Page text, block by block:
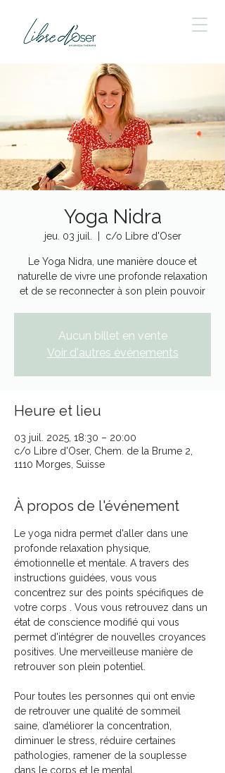
Yoga Nidra
jeu. 03 juil. c/o Libre d'Oser
Le Yoga Nidra, une manière douce et
naturelle de vivre une profonde relaxation
et de se reconnecter à son plein pouvoir
Aucun billet en vente
Voir d'autres événements
Heure et lieu
03 juil. 2025, 18:30 – 20:00
c/o Libre d'Oser, Chem. de la Brume 2,
1110 Morges, Suisse
À propos de l'événement
Le yoga nidra permet d'aller dans une
profonde relaxation physique,
émotionnelle et mentale. A travers des
instructions guidées, vous vous
concentrez sur des points spécifiques de
votre corps . Vous vous retrouvez dans un
état de conscience modifié qui vous
permet d'intégrer de nouvelles croyances
positives. Une merveilleuse manière de
retrouver son plein potentiel.
Pour toutes les personnes qui ont envie
de retrouver une qualité de sommeil
saine, d’améliorer la concentration,
diminuer le stress, réduire certaines
pathologies, ramener de la souplesse
dans le corps et le mental.